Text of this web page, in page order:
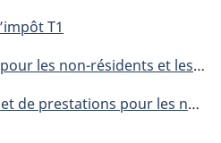
T1
et les résidents réputés du Canada
non-résidents et les résidents réputés du Canada